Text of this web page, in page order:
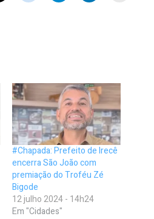
#Chapada: Prefeito de Irecê
encerra São João com
premiação do Troféu Zé
Bigode
12 julho 2024 - 14h24
Em "Cidades"